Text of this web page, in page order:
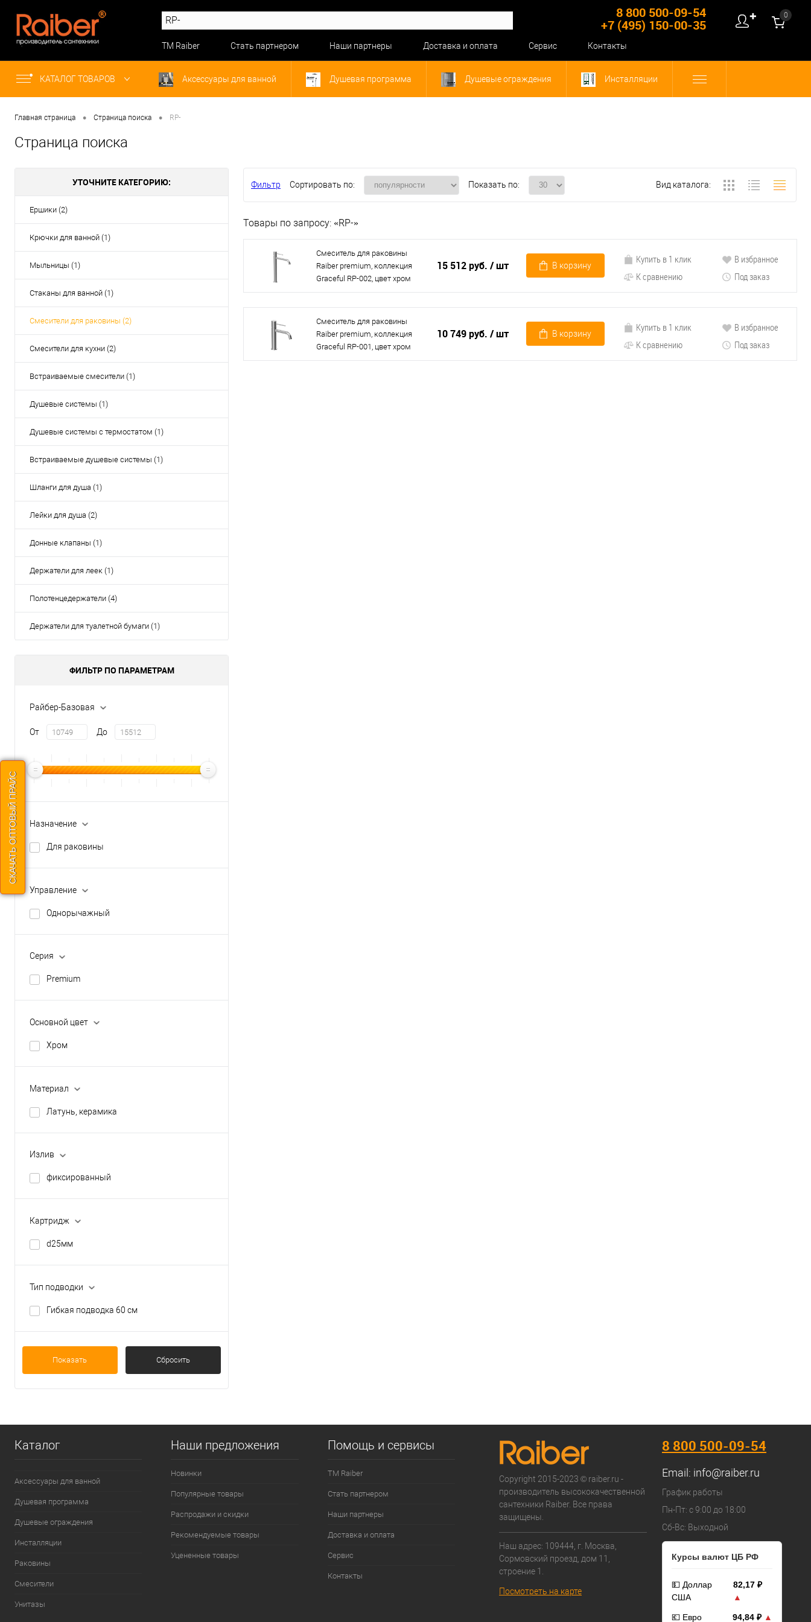
8 800 500-09-54
+7 (495) 150-00-35
ТМ Raiber Стать партнером Наши партнеры Доставка и оплата Сервис Контакты
✚ 0
КАТАЛОГ ТОВАРОВ Аксессуары для ванной Душевая программа Душевые ограждения Инсталляции
Главная страница • Страница поиска • RP-
Страница поиска
УТОЧНИТЕ КАТЕГОРИЮ:
Ершики (2)
Крючки для ванной (1)
Мыльницы (1)
Стаканы для ванной (1)
Смесители для раковины (2)
Смесители для кухни (2)
Встраиваемые смесители (1)
Душевые системы (1)
Душевые системы с термостатом (1)
Встраиваемые душевые системы (1)
Шланги для душа (1)
Лейки для душа (2)
Донные клапаны (1)
Держатели для леек (1)
Полотенцедержатели (4)
Держатели для туалетной бумаги (1)
ФИЛЬТР ПО ПАРАМЕТРАМ
Райбер-Базовая
От До
Назначение
Для раковины
Управление
Однорычажный
Серия
Premium
Основной цвет
Хром
Материал
Латунь, керамика
Излив
фиксированный
Картридж
d25мм
Тип подводки
Гибкая подводка 60 см
Показать Сбросить
Фильтр Сортировать по: Показать по: Вид каталога:
Товары по запросу: «RP-»
Смеситель для раковины
Raiber premium, коллекция
Graceful RP-002, цвет хром
15 512 руб. / шт В корзину
Купить в 1 клик
К сравнению
В избранное
Под заказ
Смеситель для раковины
Raiber premium, коллекция
Graceful RP-001, цвет хром
10 749 руб. / шт В корзину
Купить в 1 клик
К сравнению
В избранное
Под заказ
Каталог
Аксессуары для ванной
Душевая программа
Душевые ограждения
Инсталляции
Раковины
Смесители
Унитазы
Наши предложения
Новинки
Популярные товары
Распродажи и скидки
Рекомендуемые товары
Уцененные товары
Помощь и сервисы
ТМ Raiber
Стать партнером
Наши партнеры
Доставка и оплата
Сервис
Контакты
Copyright 2015-2023 © raiber.ru -
производитель высококачественной
сантехники Raiber. Все права
защищены.
Наш адрес: 109444, г. Москва,
Cормовский проезд, дом 11,
строение 1.
Посмотреть на карте
8 800 500-09-54
Email: info@raiber.ru
График работы
Пн-Пт: с 9:00 до 18:00
Сб-Вс: Выходной
Курсы валют ЦБ РФ
💵 Доллар
США
82,17 ₽
▲
💶 Евро 94,84 ₽ ▲
СКАЧАТЬ ОПТОВЫЙ ПРАЙС